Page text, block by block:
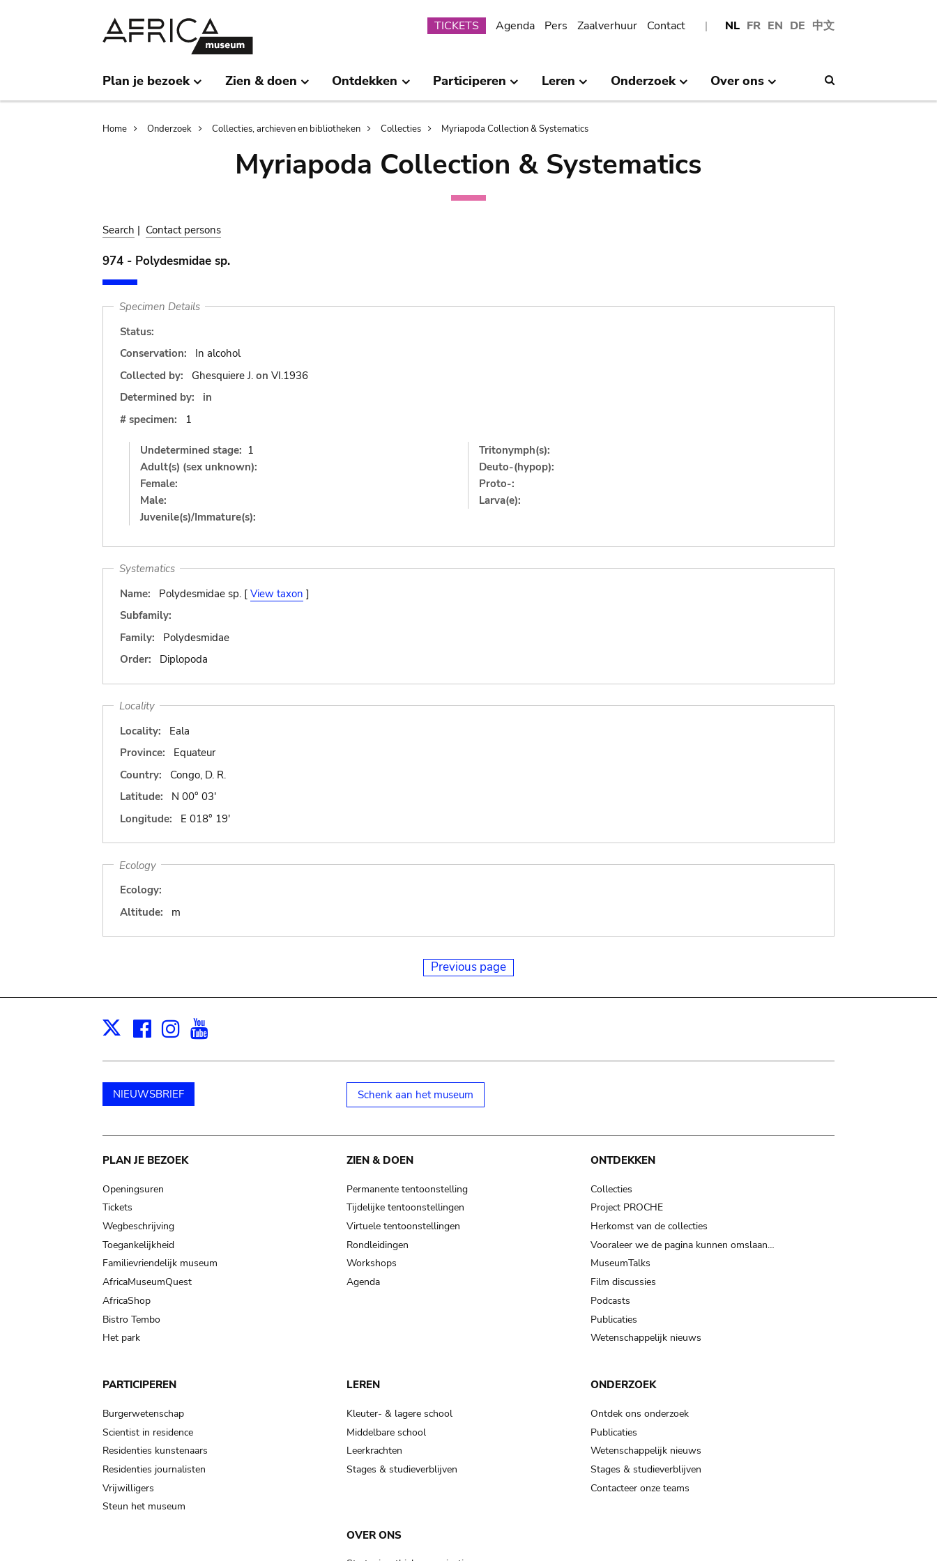
NL FR EN DE 中文
Submenu
TICKETS Agenda Pers Zaalverhuur Contact
Plan je bezoek Zien & doen Ontdekken Participeren Leren Onderzoek Over ons
Breadcrumb
Home Onderzoek Collecties, archieven en bibliotheken Collecties Myriapoda Collection & Systematics
Myriapoda Collection & Systematics
Search | Contact persons
974 - Polydesmidae sp.
Specimen Details
Status:
Conservation:
In alcohol
Collected by:
Ghesquiere J. on VI.1936
Determined by:
in
# specimen:
1
Undetermined stage: 1
Adult(s) (sex unknown):
Female:
Male:
Juvenile(s)/Immature(s):
Tritonymph(s):
Deuto-(hypop):
Proto-:
Larva(e):
Systematics
Name:
Polydesmidae sp. [ View taxon ]
Subfamily:
Family:
Polydesmidae
Order:
Diplopoda
Locality
Locality:
Eala
Province:
Equateur
Country:
Congo, D. R.
Latitude:
N 00° 03'
Longitude:
E 018° 19'
Ecology
Ecology:
Altitude:
m
Previous page
X Facebook
Instagram
NIEUWSBRIEF Schenk aan het museum
Main
navigation
PLAN JE BEZOEK
Openingsuren
Tickets
Wegbeschrijving
Toegankelijkheid
Familievriendelijk museum
AfricaMuseumQuest
AfricaShop
Bistro Tembo
Het park
ZIEN & DOEN
Permanente tentoonstelling
Tijdelijke tentoonstellingen
Virtuele tentoonstellingen
Rondleidingen
Workshops
Agenda
ONTDEKKEN
Collecties
Project PROCHE
Herkomst van de collecties
Vooraleer we de pagina kunnen omslaan…
MuseumTalks
Film discussies
Podcasts
Publicaties
Wetenschappelijk nieuws
PARTICIPEREN
Burgerwetenschap
Scientist in residence
Residenties kunstenaars
Residenties journalisten
Vrijwilligers
Steun het museum
LEREN
Kleuter- & lagere school
Middelbare school
Leerkrachten
Stages & studieverblijven
ONDERZOEK
Ontdek ons onderzoek
Publicaties
Wetenschappelijk nieuws
Stages & studieverblijven
Contacteer onze teams
OVER ONS